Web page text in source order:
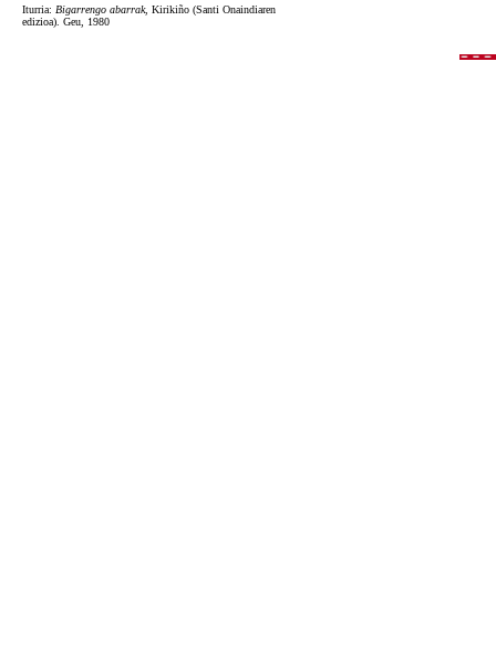
Iturria: Bigarrengo abarrak, Kirikiño (Santi Onaindiaren
edizioa). Geu, 1980